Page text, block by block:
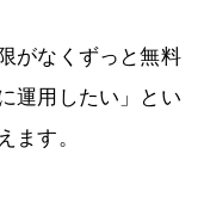
がなくずっと無料
運用したい」とい
ます。